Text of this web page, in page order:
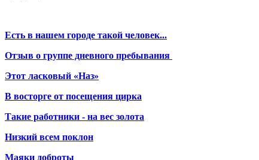
Есть в нашем городе такой человек...
Отзыв о группе дневного пребывания
Этот ласковый «Наз»
В восторге от посещения цирка
Такие работники - на вес золота
Низкий всем поклон
Маяки доброты